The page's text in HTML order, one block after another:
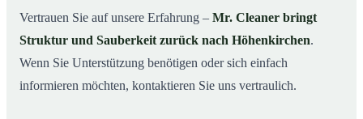
Vertrauen Sie auf unsere Erfahrung – Mr. Cleaner bringt
Struktur und Sauberkeit zurück nach Höhenkirchen.
Wenn Sie Unterstützung benötigen oder sich einfach
informieren möchten, kontaktieren Sie uns vertraulich.